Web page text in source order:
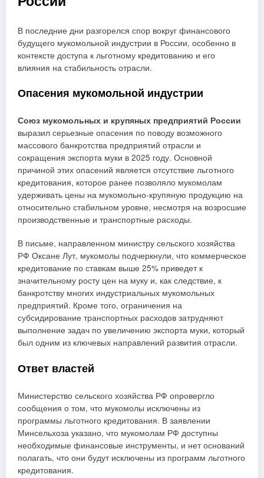
В последние дни разгорелся спор вокруг финансового
будущего мукомольной индустрии в России, особенно в
контексте доступа к льготному кредитованию и его
влияния на стабильность отрасли.
Опасения мукомольной индустрии
Союз мукомольных и крупяных предприятий России
выразил серьезные опасения по поводу возможного
массового банкротства предприятий отрасли и
сокращения экспорта муки в 2025 году. Основной
причиной этих опасений является отсутствие льготного
кредитования, которое ранее позволяло мукомолам
удерживать цены на мукомольно-крупяную продукцию на
относительно стабильном уровне, несмотря на возросшие
производственные и транспортные расходы.
В письме, направленном министру сельского хозяйства
РФ Оксане Лут, мукомолы подчеркнули, что коммерческое
кредитование по ставкам выше 25% приведет к
значительному росту цен на муку и, как следствие, к
банкротству многих индустриальных мукомольных
предприятий. Кроме того, ограничения на
субсидирование транспортных расходов затрудняют
выполнение задач по увеличению экспорта муки, который
был одним из ключевых направлений развития отрасли.
Ответ властей
Министерство сельского хозяйства РФ опровергло
сообщения о том, что мукомолы исключены из
программы льготного кредитования. В заявлении
Минсельхоза указано, что мукомолам РФ доступны
необходимые финансовые инструменты, и нет оснований
полагать, что они будут исключены из программ льготного
кредитования.